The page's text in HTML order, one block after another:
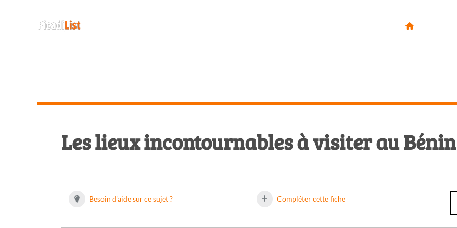
Les lieux incontournables à visiter au Bénin
Besoin d'aide sur ce sujet ? Compléter cette fiche